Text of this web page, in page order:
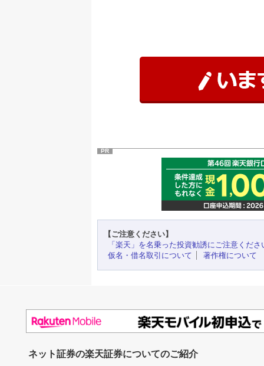
PR
【ご注意ください】
「楽天」を名乗った投資勧誘にご注意くださ
仮名・借名取引について
著作権について
ネット証券の楽天証券についてのご紹介